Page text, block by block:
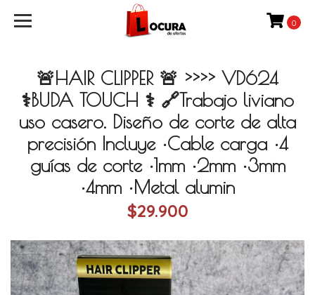
0
🚨HAIR CLIPPER 🚨 >>>> VD624
⚕️BUDA TOUCH ⚕️ 🔗Trabajo liviano
uso casero. Diseño de corte de alta
precisión Incluye •Cable carga •4
guías de corte •1mm •2mm •3mm
•4mm •Metal alumin
$29.900